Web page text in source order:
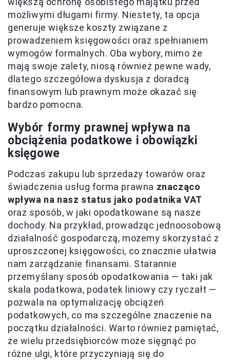
możliwymi długami firmy. Niestety, ta opcja
generuje większe koszty związane z
prowadzeniem księgowości oraz spełnianiem
wymogów formalnych. Oba wybory, mimo że
mają swoje zalety, niosą również pewne wady,
dlatego szczegółowa dyskusja z doradcą
finansowym lub prawnym może okazać się
bardzo pomocna.
Wybór formy prawnej wpływa na
obciążenia podatkowe i obowiązki
księgowe
Podczas zakupu lub sprzedaży towarów oraz
świadczenia usług forma prawna znacząco
wpływa na nasz status jako podatnika VAT
oraz sposób, w jaki opodatkowane są nasze
dochody. Na przykład, prowadząc jednoosobową
działalność gospodarczą, możemy skorzystać z
uproszczonej księgowości, co znacznie ułatwia
nam zarządzanie finansami. Starannie
przemyślany sposób opodatkowania — taki jak
skala podatkowa, podatek liniowy czy ryczałt —
pozwala na optymalizację obciążeń
podatkowych, co ma szczególne znaczenie na
początku działalności. Warto również pamiętać,
że wielu przedsiębiorców może sięgnąć po
różne ulgi, które przyczyniają się do